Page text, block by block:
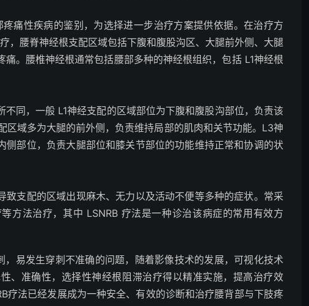
痛性疾病的鉴别，为选择进一步治疗方案提供依据。在治疗方
，腰脊神经根支配区域包括下腹和腹股沟区、大腿前外侧、大腿
。腰椎神经根通常包括腰部多种的神经根组织，包括 L1神经根
不同，一般 L1神经支配的区域部位为下腹和腹股沟部位，负责该
区域多为大腿的前外侧，负责维持局部的肌肉和关节功能。L3神
侧部位，负责大腿部位和膝关节部位的功能维持正常和协调的状
致支配的区域出现麻木、无力以及活动不便等多种的症状。常采
方法治疗，其中 LSNRB 疗法是一种诊治该病症的常用有效方
，易发生穿刺不准确的问题，随着影像技术的发展，可视化技术
、准确性，选择性神经根阻滞治疗得以精准实施，提高治疗效
疗法已经发展成为一种安全、有效的诊断和治疗腰背部与下肢疼